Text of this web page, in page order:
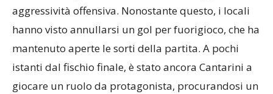
aggressività offensiva. Nonostante questo, i locali
hanno visto annullarsi un gol per fuorigioco, che ha
mantenuto aperte le sorti della partita. A pochi
istanti dal fischio finale, è stato ancora Cantarini a
giocare un ruolo da protagonista, procurandosi un